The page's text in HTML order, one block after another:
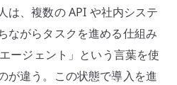
は、複数の API や社内システ
ながらタスクを進める仕組み
ージェント」という言葉を使
が違う。この状態で導入を進